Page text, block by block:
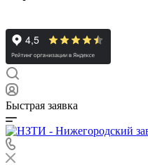
Быстрая заявка